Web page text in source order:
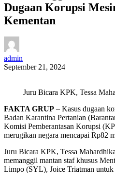
Dugaan Korupsi
Kementan
admin
September 21, 2024
Juru Bicara KPK, Tessa
FAKTA GRUP – Kasus dugaan
Badan Karantina Pertanian
Komisi Pemberantasan Korupsi
merugikan negara mencapai Rp82
Juru Bicara KPK, Tessa
memanggil mantan staf khusus
Limpo (SYL), Joice Triatman untuk